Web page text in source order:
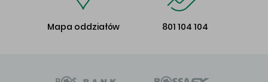
Mapa oddziałów 801 104 104